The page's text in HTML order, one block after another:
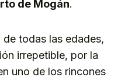
de Mogán.
todas las edades,
irrepetible, por la
uno de los rincones